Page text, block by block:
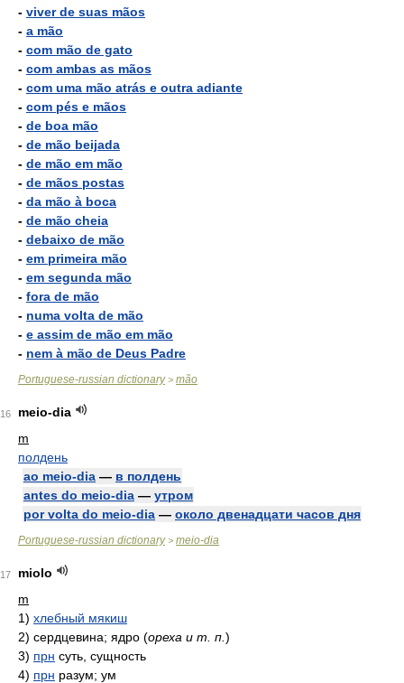
- viver de suas mãos
- a mão
- com mão de gato
- com ambas as mãos
- com uma mão atrás e outra adiante
- com pés e mãos
- de boa mão
- de mão beijada
- de mão em mão
- de mãos postas
- da mão à boca
- de mão cheia
- debaixo de mão
- em primeira mão
- em segunda mão
- fora de mão
- numa volta de mão
- e assim de mão em mão
- nem à mão de Deus Padre
Portuguese-russian dictionary> mão
16
meio-dia
m
полдень
ao meio-dia — в полдень
antes do meio-dia — утром
por volta do meio-dia — около двенадцати часов дня
Portuguese-russian dictionary> meio-dia
17
miolo
m
1) хлебный мякиш
2) сердцевина; ядро (ореха и т. п. )
3) прн суть, сущность
4) прн разум; ум